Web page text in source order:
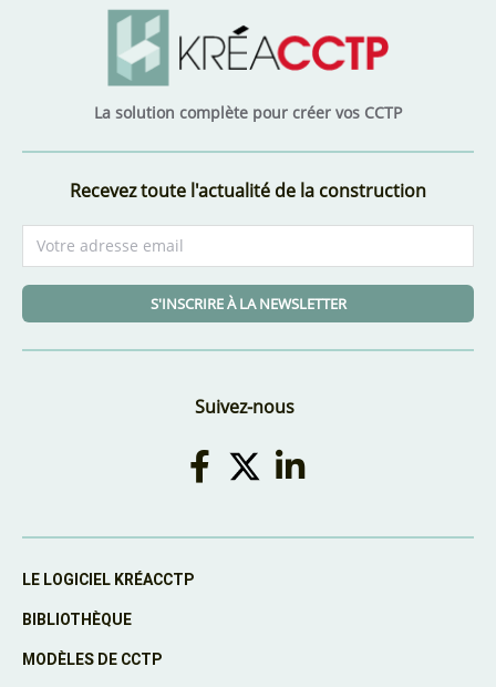
La solution complète pour créer vos CCTP
Recevez toute l'actualité de la construction
S'INSCRIRE À LA NEWSLETTER
Suivez-nous
LE LOGICIEL KRÉACCTP
BIBLIOTHÈQUE
MODÈLES DE CCTP